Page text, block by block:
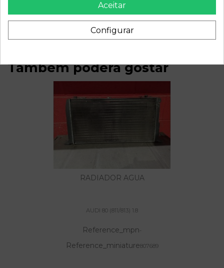
Recambio de electroventilador para audi 80 (811/813) 1.8
referencia OEM IAM PEQUEÑO
Também poderá gostar
RADIADOR AGUA
AUDI 80 (811/813) 1.8
Reference_mpn-
Reference_miniature807689
Aceitar
Configurar